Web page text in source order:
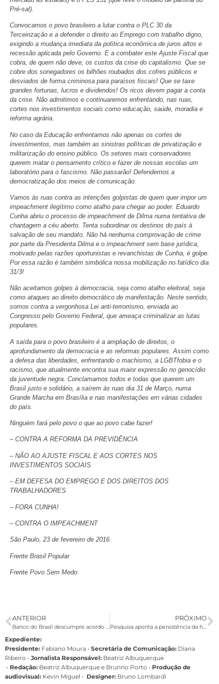
Pré-sal).
Convocamos o povo brasileiro a lutar contra o PLC 30 da
Terceirização e a defender o direito ao Emprego com trabalho digno,
exigindo a mudança imediata da política econômica de juros altos e
recessão aplicada pelo Governo. E a combater este Ajuste Fiscal que
cobra, de quem não deve, os custos da crise do capitalismo. Que se
cobre dos sonegadores os bilhões roubados dos cofres públicos e
desviados de forma criminosa para paraísos fiscais! Que se taxe
grandes fortunas, lucros e dividendos! Os ricos devem pagar a conta
da crise. Não admitimos e continuaremos enfrentando, nas ruas,
cortes nos investimentos sociais como educação, saúde, moradia e
reforma agrária.
No caso da Educação enfrentamos não apenas os cortes de
investimentos, mas também as sinistras políticas de privatização e
militarização do ensino público. Os setores mais conservadores
querem matar o pensamento crítico e fazer de nossas escolas um
laboratório para o fascismo. Não passarão! Defendemos a
democratização dos meios de comunicação.
Vamos às ruas contra as intenções golpistas de quem quer impor um
impeachment ilegítimo como atalho para chegar ao poder. Eduardo
Cunha abriu o processo de impeachment de Dilma numa tentativa de
chantagem a céu aberto. Tenta subordinar os destinos do país à
salvação de seu mandato. Não há nenhuma comprovação de crime
por parte da Presidenta Dilma e o impeachment sem base jurídica,
motivado pelas razões oportunistas e revanchistas de Cunha, é golpe.
Por essa razão é também simbólica nossa mobilização no fatídico dia
31/3!
Não aceitamos golpes à democracia, seja como atalho eleitoral, seja
como ataques ao direito democrático de manifestação. Neste sentido,
somos contra a vergonhosa Lei anti-terrorrismo, enviada ao
Congresso pelo Governo Federal, que ameaça criminalizar as lutas
populares.
A saída para o povo brasileiro é a ampliação de direitos, o
aprofundamento da democracia e as reformas populares. Assim como
a defesa das liberdades, enfrentando o machismo, a LGBTfobia e o
racismo, que atualmente encontra sua maior expressão no genocídio
da juventude negra. Conclamamos todos e todas que querem um
Brasil justo e solidário, a saírem às ruas dia 31 de Março, numa
Grande Marcha em Brasília e nas manifestações em várias cidades
do país.
Ninguém fará pelo povo o que ao povo cabe fazer!
– CONTRA A REFORMA DA PREVIDÊNCIA
– NÃO AO AJUSTE FISCAL E AOS CORTES NOS
INVESTIMENTOS SOCIAIS
– EM DEFESA DO EMPREGO E DOS DIREITOS DOS
TRABALHADORES
– FORA CUNHA!
– CONTRA O IMPEACHMENT
São Paulo, 23 de fevereiro de 2016
Frente Brasil Popular
Frente Povo Sem Medo
ANTERIOR PRÓXIMO
Pesquisa aponta a persistência da homofobia no ambiente escolar
Expediente:
Presidente: Fabiano Moura • Secretária de Comunicação: Diana
Ribeiro • Jornalista Responsável: Beatriz Albuquerque
• Redação: Beatriz Albuquerque e Brunno Porto • Produção de
audiovisual: Kevin Miguel • Designer: Bruno Lombardi